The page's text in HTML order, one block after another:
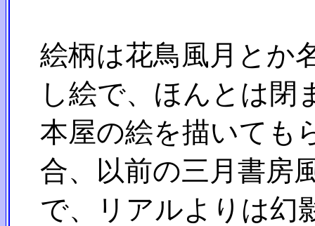
絵柄は花鳥風月とか
し絵で、ほんとは閉
本屋の絵を描いても
合、以前の三月書房
で、リアルよりは幻